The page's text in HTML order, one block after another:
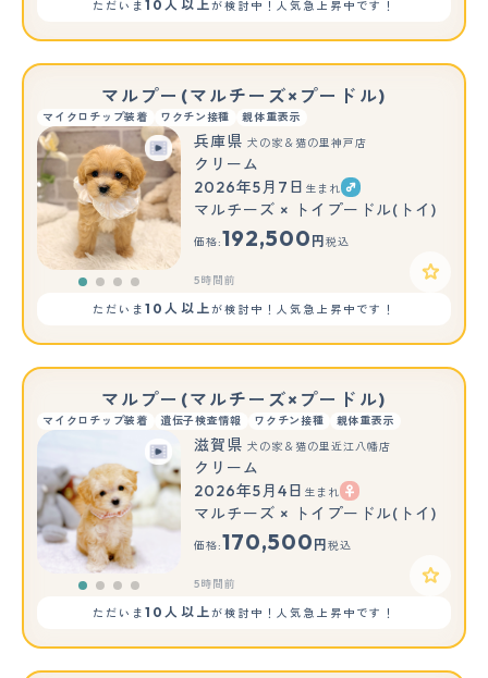
ただいま10人以上が検討中！人気急上昇中です！
マルプー(マルチーズ×プードル)
マイクロチップ装着 ワクチン接種 親体重表示
兵庫県 犬の家＆猫の里神戸店
クリーム
2026年5月7日 生まれ
マルチーズ × トイプードル(トイ)
価格:192,500 円 税込
5時間前
ただいま10人以上が検討中！人気急上昇中です！
マルプー(マルチーズ×プードル)
マイクロチップ装着 遺伝子検査情報 ワクチン接種 親体重表示
滋賀県 犬の家＆猫の里近江八幡店
クリーム
2026年5月4日 生まれ
マルチーズ × トイプードル(トイ)
価格:170,500 円 税込
5時間前
ただいま10人以上が検討中！人気急上昇中です！